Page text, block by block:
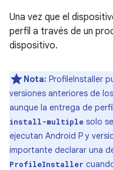
Una vez que el
perfil a través de un
dispositivo.
Nota: ProfileInstaller
versiones anteriores de
aunque la entrega de
install-multiple solo
ejecutan Android P y
importante declarar una
ProfileInstaller